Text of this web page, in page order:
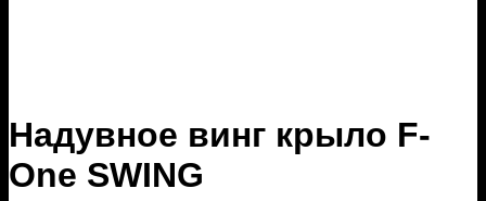
Надувное винг крыло F-
One SWING